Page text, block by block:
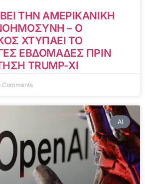
ΤΗΝ ΑΜΕΡΙΚΑΝΙΚΗ
– Ο
ΧΤΥΠΑΕΙ ΤΟ
ΕΒΔΟΜΑΔΕΣ ΠΡΙΝ
TRUMP-XI
Comments
AI